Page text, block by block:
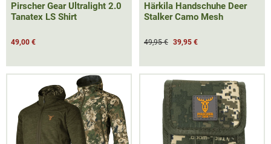
Pirscher Gear Ultralight 2.0
Tanatex LS Shirt
49,00 €
Härkila Handschuhe Deer
Stalker Camo Mesh
49,95 € 39,95 €